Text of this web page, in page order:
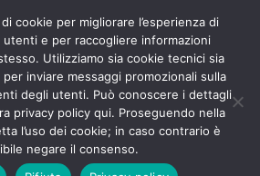
WordPress| Designed byTieLabs
cookie per migliorare l’esperienza di
utenti e per raccogliere informazioni
Utilizziamo sia cookie tecnici sia
inviare messaggi promozionali sulla
degli utenti. Può conoscere i dettagli
privacy policy qui. Proseguendo nella
l’uso dei cookie; in caso contrario è
negare il consenso.